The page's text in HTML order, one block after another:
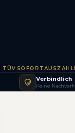
SOFORTAUSZAHLUNG·
Verbindlich
Keine